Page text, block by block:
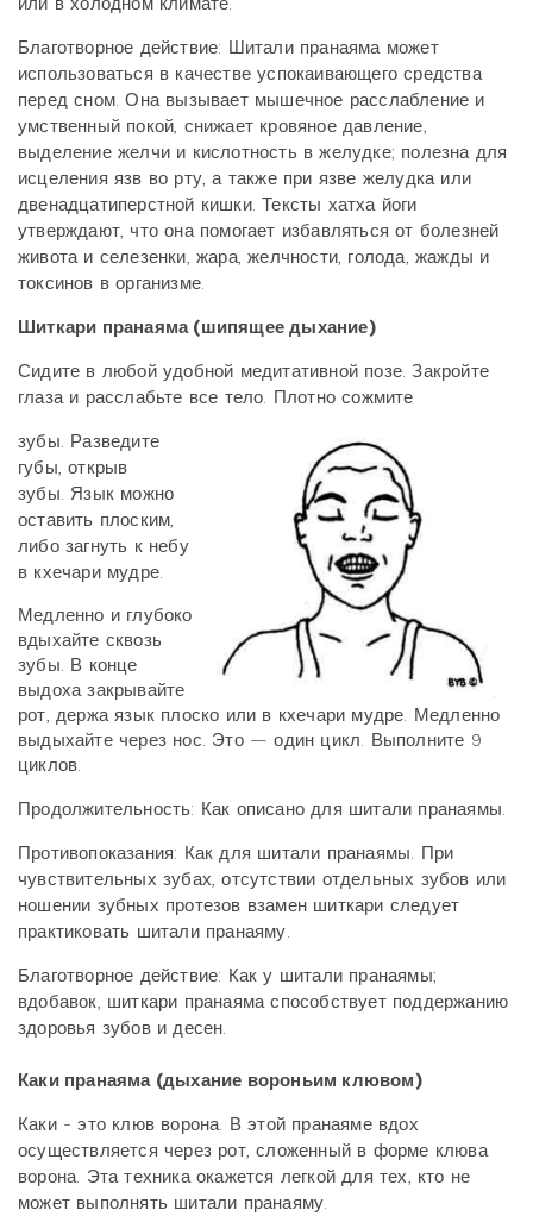
Благотворное действие: Шитали пранаяма может
использоваться в качестве успокаивающегосредства
перед сном. Она вызывает мышечное расслабление и
умственный покой, снижает кровяное давление,
выделение желчи и кислотность в желудке; полезна для
исцеления язв во рту, а также при язве желудка или
двенадцатиперстной кишки. Тексты хатха йоги
утверждают, что она помогает избавляться от болезней
живота и селезенки, жара, желчности, голода, жажды и
токсинов в организме.
Шиткари пранаяма (шипящее дыхание)
Сидите в любой удобной медитативной позе. Закройте
глаза и расслабьте все тело. Плотносожмите
зубы. Разведите
губы, открыв
зубы. Язык можно
оставить плоским,
либо загнуть к небу
в кхечари мудре.
Медленно и глубоко
вдыхайте сквозь
зубы. В конце
выдоха закрывайте
рот, держа язык плоско или в кхечари мудре. Медленно
выдыхайте через нос. Это — один цикл. Выполните 9
циклов.
Продолжительность: Как описано для шитали пранаямы.
Противопоказания: Как для шитали пранаямы. При
чувствительных зубах, отсутствии отдельных зубов или
ношении зубных протезов взамен шиткари следует
практиковать шитали пранаяму.
Благотворное действие: Как у шитали пранаямы;
вдобавок, шиткари пранаяма способствует поддержанию
здоровья зубов и десен.
Каки пранаяма (дыхание вороньим клювом)
Каки - это клюв ворона. В этой пранаяме вдох
осуществляется через рот, сложенный в форме клюва
ворона. Эта техника окажется легкой для тех, кто не
может выполнять шитали пранаяму.